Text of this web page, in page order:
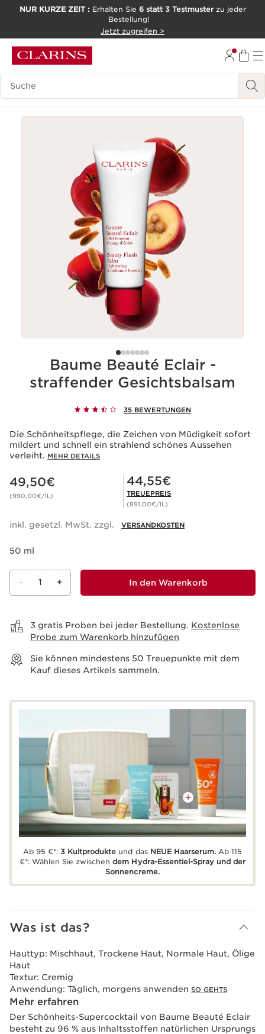
NUR KURZE ZEIT : Erhalten Sie 6 statt 3 Testmusterzu jeder
Bestellung!
Jetzt zugreifen >
Legende suchen
Baume Beauté Eclair -
straffender Gesichtsbalsam
35 BEWERTUNGEN
Die Schönheitspflege, die Zeichen von Müdigkeit sofort
mildert und schnell ein strahlend schönes Aussehen
verleiht. MEHR DETAILS
Aktueller Preis 49,50€
49,50€
(990,00€/1L)
Mitgliederpreis 44,55€
44,55€
TREUEPREIS
(891,00€/1L)
inkl. gesetzl. MwSt. zzgl. VERSANDKOSTEN
50 ml
- 1 + In den Warenkorb
3 gratis Proben bei jeder Bestellung. Kostenlose
Probe zum Warenkorb hinzufügen
Sie können mindestens 50 Treuepunkte mit dem
Kauf dieses Artikels sammeln.
Ab 95 €*:3 Kultprodukte und das NEUE Haarserum.Ab 115
€*: Wählen Sie zwischendem Hydra-Essentiel-Spray und der
Sonnencreme.
Was ist das?
Hauttyp: Mischhaut, Trockene Haut, Normale Haut, Ölige
Haut
Textur: Cremig
Anwendung: Täglich, morgens anwenden SO GEHTS
Mehr erfahren
Der Schönheits-Supercocktail von Baume Beauté Eclair
besteht zu 96 % aus Inhaltsstoffen natürlichen Ursprungs